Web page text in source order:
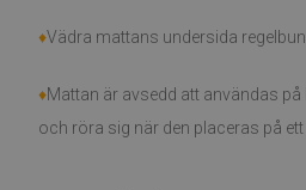
♦Vädra mattans undersida
♦Mattan är avsedd att användas på
och röra sig när den placeras på ett